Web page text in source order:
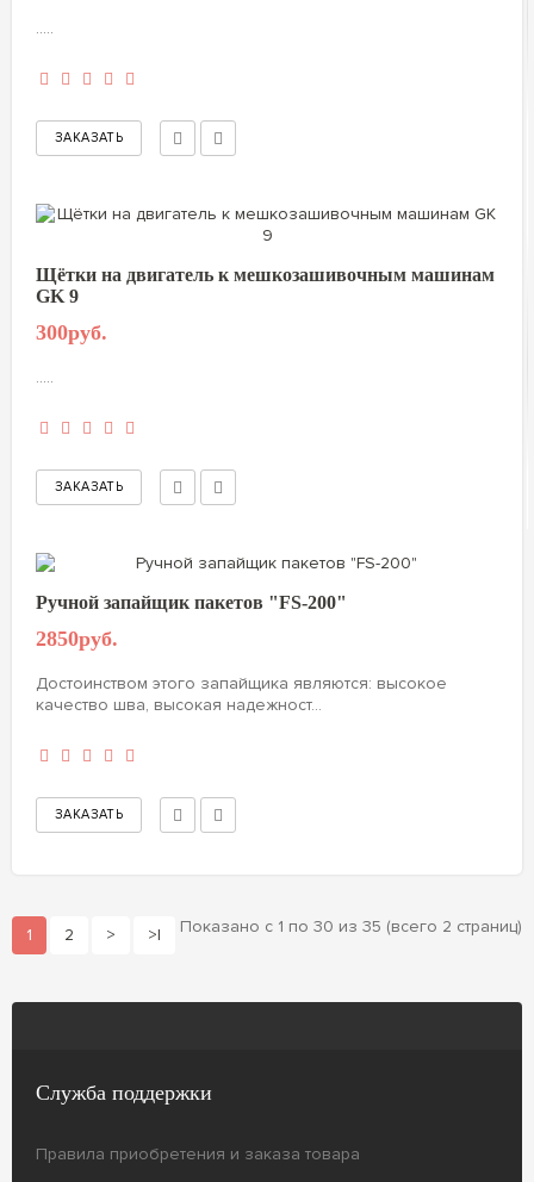
.....
Щётки на двигатель к мешкозашивочным машинам
GK 9
300руб.
.....
Ручной запайщик пакетов "FS-200"
2850руб.
Достоинством этого запайщика являются: высокое
качество шва, высокая надежност...
1 2 > >| Показано с 1 по 30 из 35 (всего 2 страниц)
Служба поддержки
Правила приобретения и заказа товара